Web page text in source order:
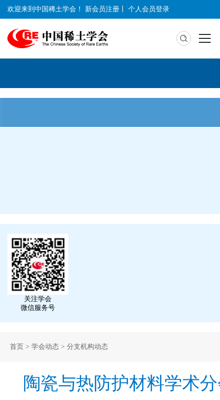
欢迎来到中国稀土学会！ 新会员注册 个人会员登录
关注学会
微信服务号
首页 > 学会动态 > 分支机构动态
陶瓷与热防护材料学术